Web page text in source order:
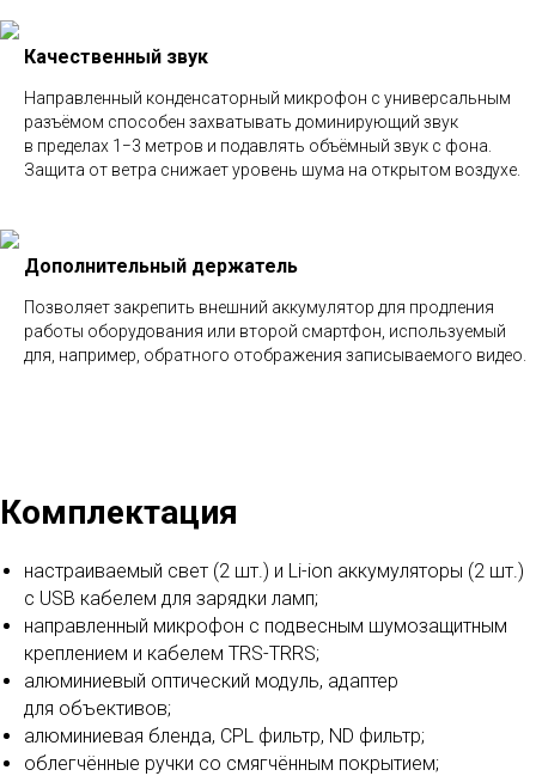
Качественный звук
Направленный конденсаторный микрофон с универсальным
разъёмом способен захватывать доминирующий звук
в пределах 1−3 метров и подавлять объёмный звук с фона.
Защита от ветра снижает уровень шума на открытом воздухе.
Дополнительный держатель
Позволяет закрепить внешний аккумулятор для продления
работы оборудования или второй смартфон, используемый
для, например, обратного отображения записываемого видео.
Комплектация
настраиваемый свет (2 шт.) и Li-ion аккумуляторы (2 шт.)
с USB кабелем для зарядки ламп;
направленный микрофон с подвесным шумозащитным
креплением и кабелем TRS-TRRS;
алюминиевый оптический модуль, адаптер
для объективов;
алюминиевая бленда, CPL фильтр, ND фильтр;
облегчённые ручки со смягчённым покрытием;